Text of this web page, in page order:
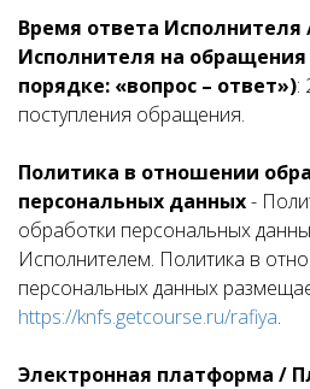
Время ответа Исполнителя
Исполнителя на
порядке: «вопрос – ответ»):
поступления обращения.
Политика в отношении
персональных данных-
обработки персональных
Исполнителем. Политика в
персональных данных
https://knfs.getcourse.ru/rafiya.
Электронная платформа /